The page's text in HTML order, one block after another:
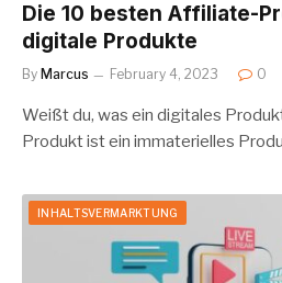
Die 10 besten Affiliate-
digitale Produkte
By Marcus February 4, 2023 0
Weißt du, was ein digitales
Produkt ist ein immaterielles
INHALTSVERMARKTUNG